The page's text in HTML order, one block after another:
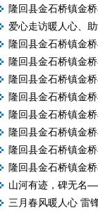
——洪茂中学完成食
隆回县金石桥镇金
假前安全教育主题
爱心走访暖人心、
——爱心人士走访困
隆回县金石桥镇金
上学期禁毒主题班
隆回县金石桥镇金
上学期防溺水主题
隆回县金石桥镇金
路交通安全警示片-
隆回县金石桥镇金
年“五一”劳动节假
隆回县金石桥镇金
生蘑菇中毒安全教
隆回县金石桥镇金
学生资助政策宣传
隆回县金石桥镇金
防溺水 守护平安伴
隆回县金石桥镇金
小学生安全教育周
山河有迹，碑无名
中心学校举行清明
三月春风暖人心 雷